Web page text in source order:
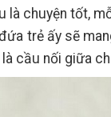
là chuyện tốt,
trẻ ấy sẽ
cầu nối giữa